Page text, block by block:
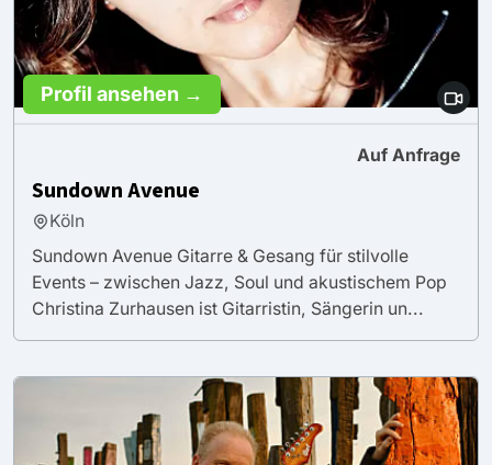
Profil ansehen →
Auf Anfrage
Sundown Avenue
Köln
Sundown Avenue Gitarre & Gesang für stilvolle
Events – zwischen Jazz, Soul und akustischem Pop
Christina Zurhausen ist Gitarristin, Sängerin un...